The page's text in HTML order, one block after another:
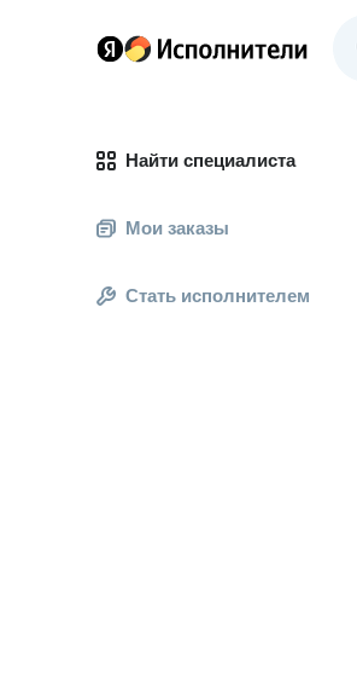
Найти специалиста
Мои заказы
Стать исполнителем